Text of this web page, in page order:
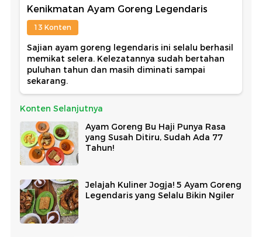
Kenikmatan Ayam Goreng Legendaris
13 Konten
Sajian ayam goreng legendaris ini selalu berhasil
memikat selera. Kelezatannya sudah bertahan
puluhan tahun dan masih diminati sampai
sekarang.
Konten Selanjutnya
Ayam Goreng Bu Haji Punya Rasa
yang Susah Ditiru, Sudah Ada 77
Tahun!
Jelajah Kuliner Jogja! 5 Ayam Goreng
Legendaris yang Selalu Bikin Ngiler